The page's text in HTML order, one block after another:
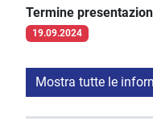
Termine
19.09.2024
Mostra tutte le